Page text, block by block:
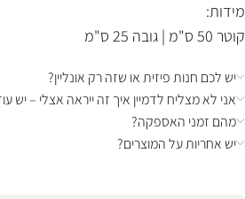
מידות:
קוטר 50 ס"מ | גובה 25 ס"מ
יש לכם חנות פיזית או שזה רק אונליין?
אני לא מצליח לדמיין איך זה ייראה אצלי – יש
מהם זמני האספקה?
יש אחריות על המוצרים?